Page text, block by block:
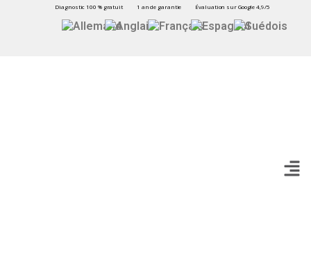
Diagnostic 100 % gratuit 1 an de garantie Évaluation sur Google 4,9/5